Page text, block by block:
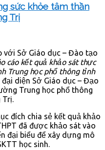
sức khỏe tâm thần
Trị
với Sở Giáo dục – Đào tạo
cáo kết quả khảo sát thực
Trung học phổ thông tỉnh
diện Sở Giáo dục – Đạo
Trung học phổ thông
Trị.
đích chia sẻ kết quả khảo
đã được khảo sát vào
đại biểu để xây dựng mô
học sinh.